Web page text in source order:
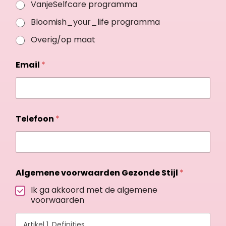
VanjeSelfcare programma
Bloomish_your_life programma
Overig/op maat
Email *
Telefoon *
Algemene voorwaarden Gezonde Stijl *
Ik ga akkoord met de algemene
voorwaarden